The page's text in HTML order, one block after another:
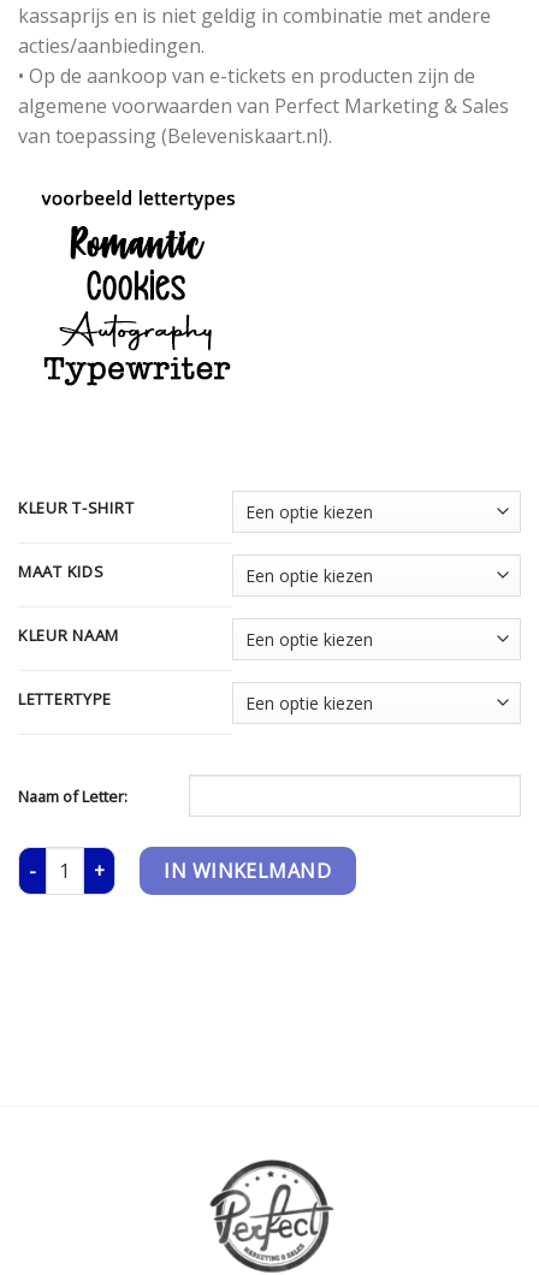
kassaprijs en is niet geldig in combinatie met andere
acties/aanbiedingen.
• Op de aankoop van e-tickets en producten zijn de
algemene voorwaarden van Perfect Marketing & Sales
van toepassing (Beleveniskaart.nl).
KLEUR T-SHIRT
MAAT KIDS
KLEUR NAAM
LETTERTYPE
Naam of Letter:
T-shirt - Kids - Naam Voorkant aantal
IN WINKELMAND